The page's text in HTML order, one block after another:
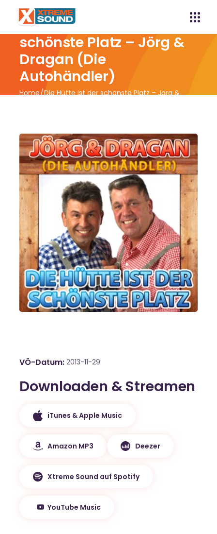
Die Hütte ist der
schönste Platz – Jörg &
Dragan (Die
Autohändler)
Home Die Hütte ist der schönste Platz – Jörg &
VÖ-Datum 2013-11-29
Downloaden & Streamen
iTunes & Apple Music
Amazon MP3 Deezer
Xtreme Sound auf Spotify
YouTube Music